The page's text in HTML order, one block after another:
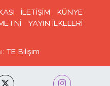
İLETİŞİM
KÜNYE
YAYIN İLKELERİ
TE Bilişim